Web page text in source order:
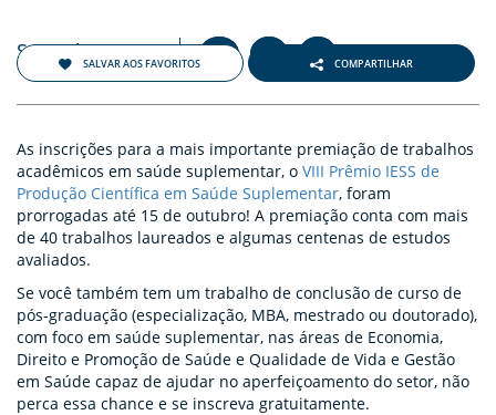
Setembro 2018
SALVAR AOS FAVORITOS COMPARTILHAR
As inscrições para a mais importante premiação de trabalhos
acadêmicos em saúde suplementar, o VIII Prêmio IESS de
Produção Científica em Saúde Suplementar, foram
prorrogadas até 15 de outubro! A premiação conta com mais
de 40 trabalhos laureados e algumas centenas de estudos
avaliados.
Se você também tem um trabalho de conclusão de curso de
pós-graduação (especialização, MBA, mestrado ou doutorado),
com foco em saúde suplementar, nas áreas de Economia,
Direito e Promoção de Saúde e Qualidade de Vida e Gestão
em Saúde capaz de ajudar no aperfeiçoamento do setor, não
perca essa chance e se inscreva gratuitamente.